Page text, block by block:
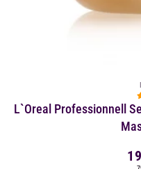
L`Oreal Professionnell